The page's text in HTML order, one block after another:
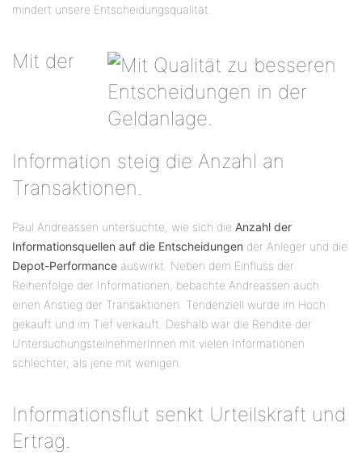
mindert unsere Entscheidungsqualität.
Mit der
Information steig die Anzahl an
Transaktionen.
Paul Andreassen untersuchte, wie sich die Anzahl der
Informationsquellen auf die Entscheidungen der Anleger und die
Depot-Performance auswirkt. Neben dem Einfluss der
Reihenfolge der Informationen, bebachte Andreassen auch
einen Anstieg der Transaktionen. Tendenziell wurde im Hoch
gekauft und im Tief verkauft. Deshalb war die Rendite der
UntersuchungsteilnehmerInnen mit vielen Informationen
schlechter, als jene mit wenigen.
Informationsflut senkt Urteilskraft und
Ertrag.